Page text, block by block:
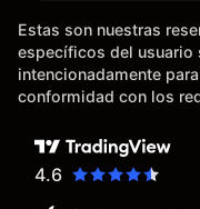
existentes en el
tardan días o
burocracia; y la
hecho de operar
determinado,
Estas son nuestras
específicos del usuario
intencionadamente
conformidad con los
4.6